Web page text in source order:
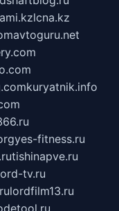
lcna.kz
avtoguru.net
kuryatnik.info
yes-fitness.ru
tishinapve.ru
tv.ru
lordfilm13.ru